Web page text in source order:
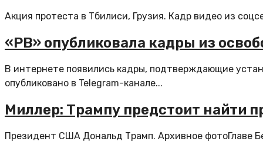
Акция протеста в Тбилиси, Грузия. Кадр видео из
«РВ» опубликовала кадры из
В интернете появились кадры, подтверждающие
опубликовано в Telegram-канале...
Миллер: Трампу предстоит найти
Президент США Дональд Трамп. Архивное фотоГлаве